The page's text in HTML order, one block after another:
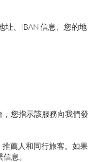
址、IBAN 信息、您的地
，您指示該服務向我們發
薦人和同行旅客。如果
息。